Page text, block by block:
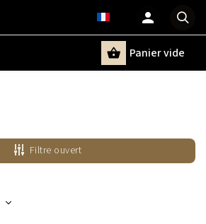
Panier vide
Filtre ouvert